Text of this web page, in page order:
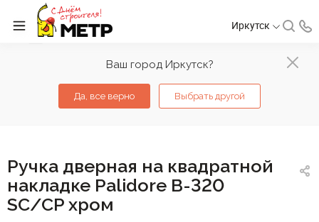
Ваш город Иркутск?
Да, все верно Выбрать другой
Иркутск
Ручка дверная на квадратной
накладке Palidore B-320
SC/CP хром